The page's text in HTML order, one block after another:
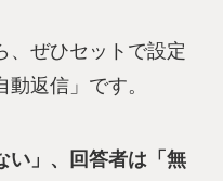
、ぜひセットで設定
返信」です。
い」、回答者は「無